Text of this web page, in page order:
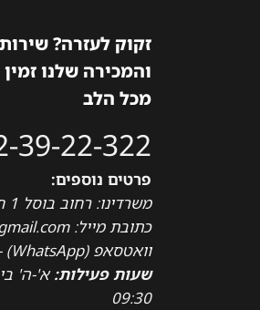
זקוק לעזרה?
והמכירה שלנו
מכל הלב
39-22-322
פרטים נוספים:
משרדינו: רחוב בוסל 1 חולון
כתובת מייל: m4aisrael@gmail.com
וואטסאפ (WhatsApp) - 058-6057111
שעות פעילות:
09:30